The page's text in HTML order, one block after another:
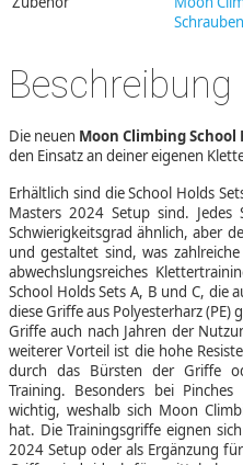
Beschreibung
Die neuen Moon Climbing
den Einsatz an deiner eigenen
Erhältlich sind die School Holds
Masters 2024 Setup sind.
Schwierigkeitsgrad ähnlich, aber
und gestaltet sind, was
abwechslungsreiches
School Holds Sets A, B und C, die
diese Griffe aus Polyesterharz
Griffe auch nach Jahren der
weiterer Vorteil ist die hohe
durch das Bürsten der Griffe
Training. Besonders bei
wichtig, weshalb sich Moon
hat. Die Trainingsgriffe eignen
2024 Setup oder als Ergänzung